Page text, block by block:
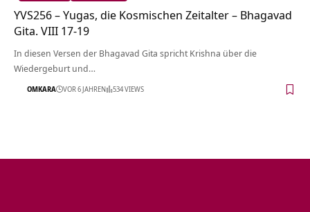
YVS256 – Yugas, die Kosmischen Zeitalter – Bhagavad
Gita. VIII 17-19
In diesen Versen der Bhagavad Gita spricht Krishna über die
Wiedergeburt und…
OMKARA VOR 6 JAHREN 534 VIEWS